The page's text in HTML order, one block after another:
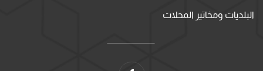
البلديات ومخاتير المحلات